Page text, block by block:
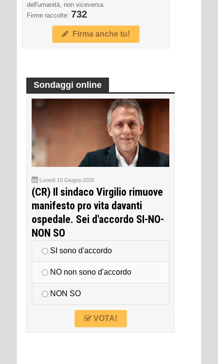
dell'umanità, non viceversa.
Firme raccolte: 732
Firma anche tu!
Sondaggi online
Lunedì 15 Giugno 2026
(CR) Il sindaco Virgilio rimuove
manifesto pro vita davanti
ospedale. Sei d'accordo SI-NO-
NON SO
SI sono d'accordo
NO non sono d'accordo
NON SO
VOTA!